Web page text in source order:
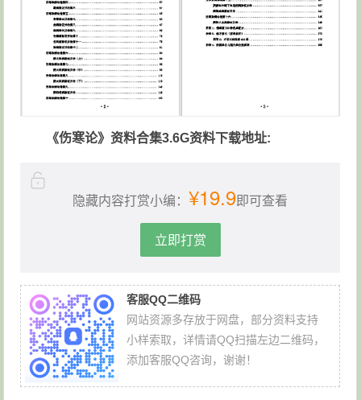
《伤寒论》资料合集3.6G资料下载地址:
隐藏内容打赏小编： ¥19.9即可查看
立即打赏
客服QQ二维码
网站资源多存放于网盘，部分资料支持
小样索取，详情请QQ扫描左边二维码，
添加客服QQ咨询，谢谢！